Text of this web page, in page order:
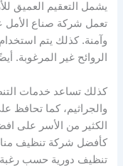
يشمل التعقيم العميق
تعمل شركة صناع الأمل
وآمنة. كذلك يتم
الروائح غير المرغوبة.
كذلك تساعد خدمات
والجراثيم، كما تحافظ
الكثير من الأسر على
كأفضل شركة تنظيف
تنظيف دورية حسب رغبة